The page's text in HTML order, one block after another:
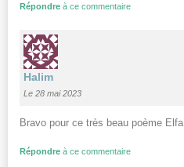
Répondre à ce commentaire
Halim
Le 28 mai 2023
Bravo pour ce très beau poème Elfa
Répondre à ce commentaire